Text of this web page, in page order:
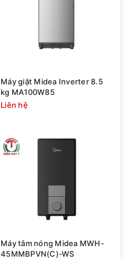
Máy giặt Midea Inverter 8.5
kg MA100W85
Liên hệ
Máy tắm nóng Midea MWH-
45MMBPVN(C)-WS